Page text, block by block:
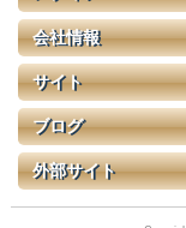
会社情報
サイト
ブログ
外部サイト